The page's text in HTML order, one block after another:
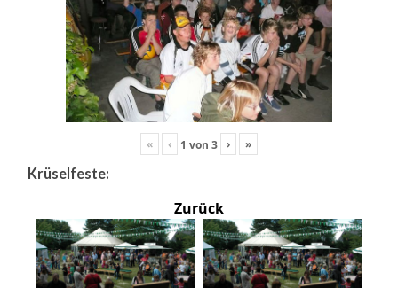
« ‹ 1 von 3 › »
Krüselfeste:
Zurück